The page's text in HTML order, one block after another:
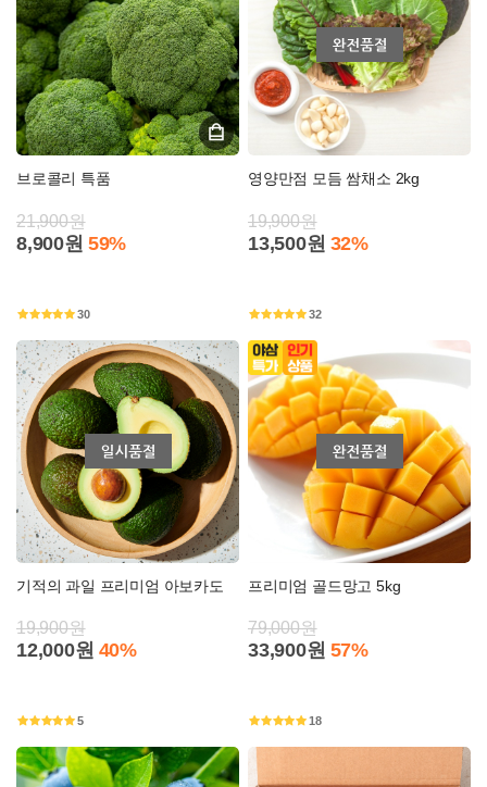
브로콜리 특품
21,900원
8,900원 59%
30
영양만점 모듬 쌈채소 2kg
19,900원
13,500원 32%
32
기적의 과일 프리미엄 아보카도
19,900원
12,000원 40%
5
프리미엄 골드망고 5kg
79,000원
33,900원 57%
18